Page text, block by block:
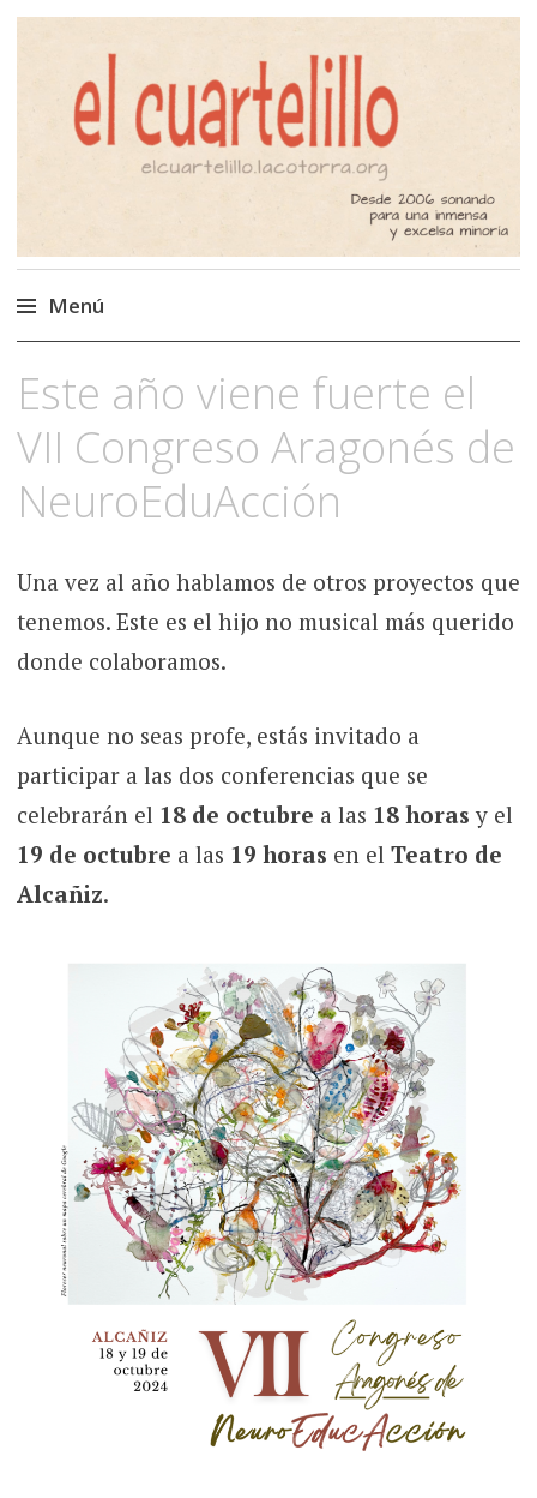
El Cuartelillo
Programa de radio de música
independiente. Podcast
Menú
al
Este año viene fuerte el
VII Congreso Aragonés de
NeuroEduAcción
Una vez al año hablamos de otros proyectos que
tenemos. Este es el hijo no musical más querido
donde colaboramos.
Aunque no seas profe, estás invitado a
participar a las dos conferencias que se
celebrarán el 18 de octubre a las 18 horas y el
19 de octubre a las 19 horas en el Teatro de
Alcañiz.